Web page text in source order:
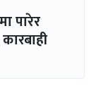
पारेर